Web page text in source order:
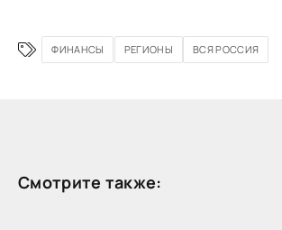
ФИНАНСЫ РЕГИОНЫ ВСЯ РОССИЯ
Смотрите также: